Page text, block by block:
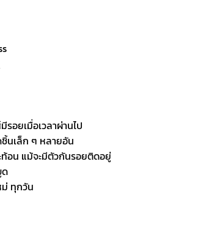
อยเมื่อเวลาผ่านไป
นเล็ก ๆ หลายอัน
อน แม้จะมีตัวกันรอยติดอยู่
ด
ทุกวัน